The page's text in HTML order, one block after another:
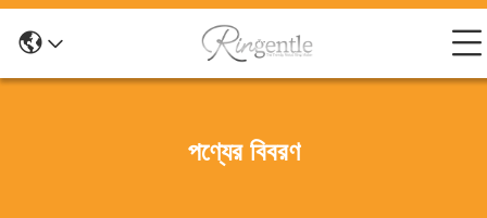
পণ্যের বিবরণ